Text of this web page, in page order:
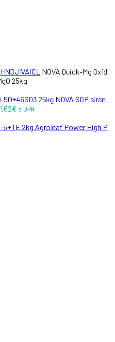
HNOJIVÁICL NOVA Quick-Mg Oxid
25kg
NOVA SOP síran
€ s DPH
Agroleaf Power High P